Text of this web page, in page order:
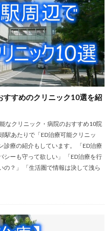
すすめのクリニック10選を紹
なクリニック・病院のおすすめ10院
駅あたりで「ED治療可能クリニッ
療の紹介もしています。 「ED治療
ーも守って欲しい」 「ED治療を行
の？」 「生活圏で情報は決して洩ら